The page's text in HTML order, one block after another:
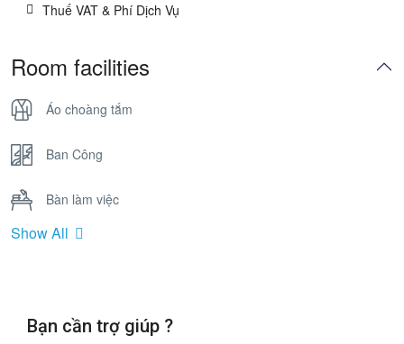
Thuế VAT & Phí Dịch Vụ
Room facilities
Áo choàng tắm
Ban Công
Bàn làm việc
Bồn Tắm Nằm
Điện thoại
Show All
Bạn cần trợ giúp ?